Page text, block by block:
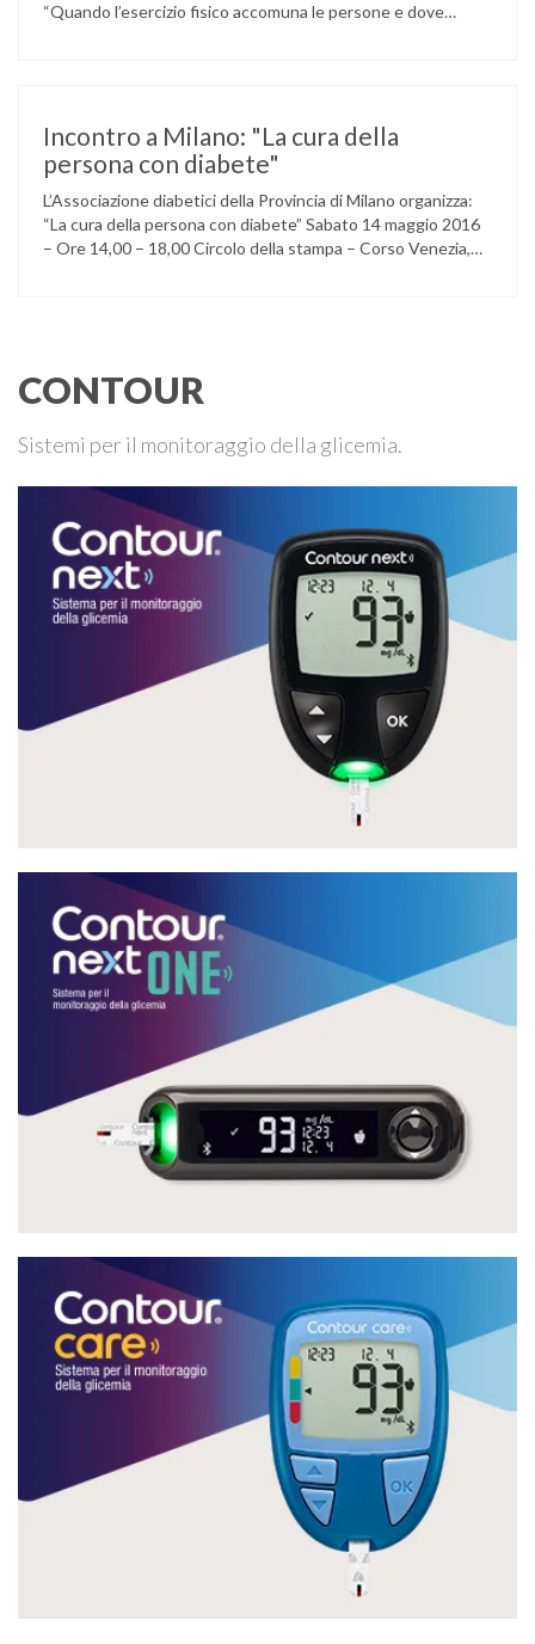
“Quando l’esercizio fisico accomuna le persone e dove
Incontro a Milano: "La cura della
persona con diabete"
L’Associazione diabetici della Provincia di Milano organizza:
“La cura della persona con diabete” Sabato 14 maggio 2016
– Ore 14,00 – 18,00 Circolo della stampa – Corso Venezia,
CONTOUR
Sistemi per il monitoraggio della glicemia.